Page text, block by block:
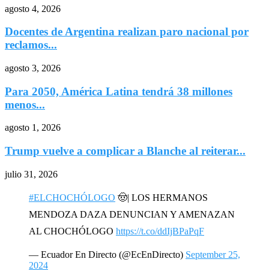
agosto 4, 2026
Docentes de Argentina realizan paro nacional por
reclamos...
agosto 3, 2026
Para 2050, América Latina tendrá 38 millones
menos...
agosto 1, 2026
Trump vuelve a complicar a Blanche al reiterar...
julio 31, 2026
#ELCHOCHÓLOGO 🤠| LOS HERMANOS
MENDOZA DAZA DENUNCIAN Y AMENAZAN
AL CHOCHÓLOGO https://t.co/ddIjBPaPqF
— Ecuador En Directo (@EcEnDirecto) September 25,
2024